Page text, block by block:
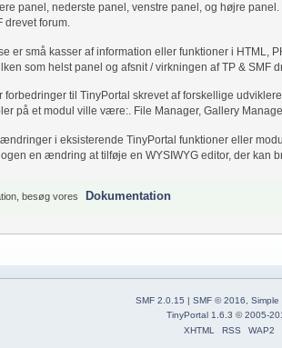
panel, nederste panel, venstre panel, og højre
drevet forum.
er små kasser af information eller funktioner i HTML,
som helst panel og afsnit / virkningen af ​​TP & SMF
forbedringer til TinyPortal skrevet af forskellige
på et modul ville være:. File Manager, Gallery
i eksisterende TinyPortal funktioner eller
en ændring at tilføje en WYSIWYG editor, der kan
besøg vores Dokumentation
SMF 2.0.15 SMF © 2016, Simple
TinyPortal 1.6.3 ©2005-
XHTML
RSS WAP2